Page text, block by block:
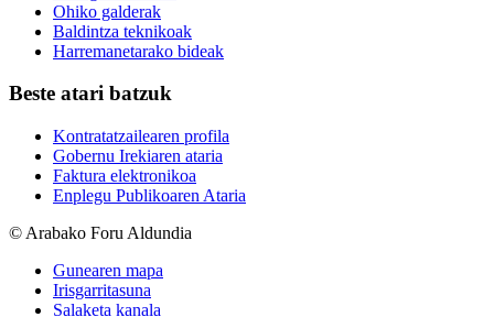
Ohiko galderak
Baldintza teknikoak
Harremanetarako bideak
Beste atari batzuk
Kontratatzailearen profila
Gobernu Irekiaren ataria
Faktura elektronikoa
Enplegu Publikoaren Ataria
© Arabako Foru Aldundia
Gunearen mapa
Irisgarritasuna
Salaketa kanala